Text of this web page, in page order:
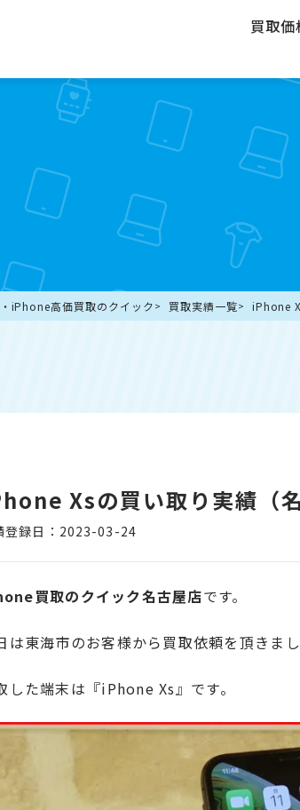
買取
iPhone高価買取のクイック 買取実績一覧 iPhone
Xsの買い取り実績（名
登録日：2023-03-24
買取のクイック名古屋店です。
は東海市のお客様から買取依頼を頂きまし
した端末は『iPhone Xs』です。